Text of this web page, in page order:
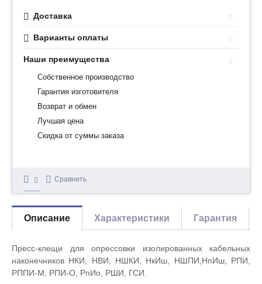
Доставка
Варианты оплаты
Наши преимущества
Собственное производство
Гарантия изготовителя
Возврат и обмен
Лучшая цена
Скидка от суммы заказа
Сравнить
Описание Характеристики Гарантия
Пресс-клещи для опрессовки изолированных кабельных
наконечников НКИ, НВИ, НШКИ, НкИш, НШПИ,НпИш, РПИ,
РППИ-М, РПИ-О, РпИо, РШИ, ГСИ.